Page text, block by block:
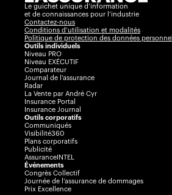
Le guichet unique d’information
et de connaissances pour l’industrie
Contactez-nous
Conditions d’utilisation et modalités
Politique de protection des données
Outils individuels
Niveau PRO
Niveau EXÉCUTIF
Comparateur
Journal de l’assurance
Radar
La Vente par André Cyr
Insurance Portal
Insurance Journal
Outils corporatifs
Communiqués
Visibilité360
Plans corporatifs
Publicité
AssuranceINTEL
Événements
Congrès Collectif
Journée de l’assurance de dommages
Prix Excellence